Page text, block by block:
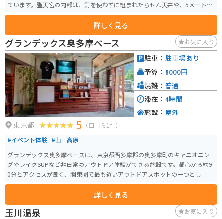
ています。聖天宮の内部は、釘を使わずに組まれたらせん天井や、5メートル
の九龍石柱、4メートルの扉に木彫りの武神、龍の格天井など、きらびやかで
しさと精巧な工芸を堪能することができます。また、聖天宮は文化的な交流
の場としても重要で、日本と台湾の文化の融合を感じることができるスポッ
トです。映えスポットとしても有名です。
詳しく見る
グランデックス奥多摩ベース お気に入り
東京都 5 （口コミ1件）
#イベント体験 #山｜高原
グランデックス奥多摩ベースは、東京都西多摩郡の奥多摩町のキャニオニン
グやレイクSUPなど非日常のアウトドア体験ができる施設です。都心から約9
0分とアクセスが良く、関東圏で最も近いアウトドアスポットの一つとして知
られています。ツアーガイドさんと行くので、安心です。家族、友達、恋人、
方が良いです。多摩川を見下ろす絶好のロケーションで、自然を満喫しなが
ら体を動かしたいライダーにはおすすめのスポットです。夏場は特に人気が
詳しく見る
駐車： 駐車場あり
予算： 8000円
混雑： 普通
滞在： 4時間
施設： 屋外
玉川温泉 お気に入り